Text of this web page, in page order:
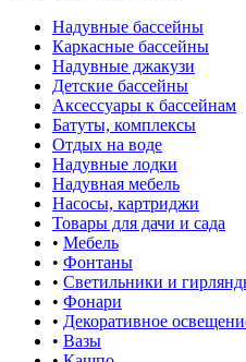
Надувные бассейны
Каркасные бассейны
Надувные джакузи
Детские бассейны
Аксессуары к бассейнам
Батуты, комплексы
Отдых на воде
Надувные лодки
Надувная мебель
Насосы, картриджи
Товары для дачи и сада
• Мебель
• Фонтаны
• Светильники и
• Фонари
• Декоративное
• Вазы